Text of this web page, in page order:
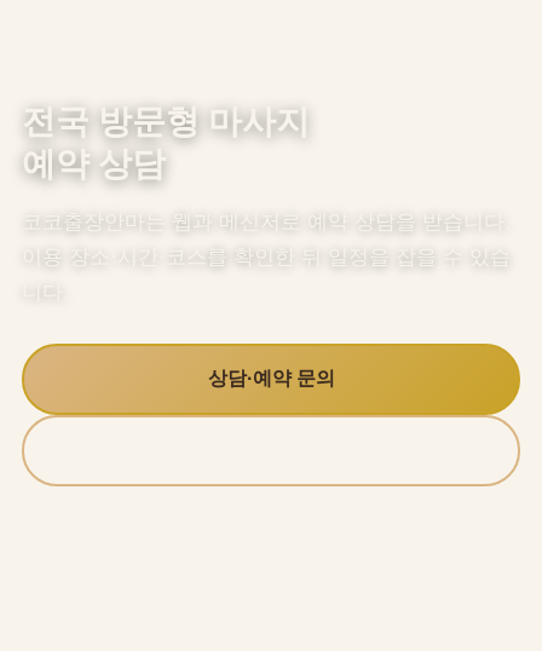
전국 방문형 마사지
예약 상담
코코출장안마는 웹과 메신저로 예약 상담을 받습니다.
이용 장소·시간·코스를 확인한 뒤 일정을 잡을 수 있습
상담·예약 문의